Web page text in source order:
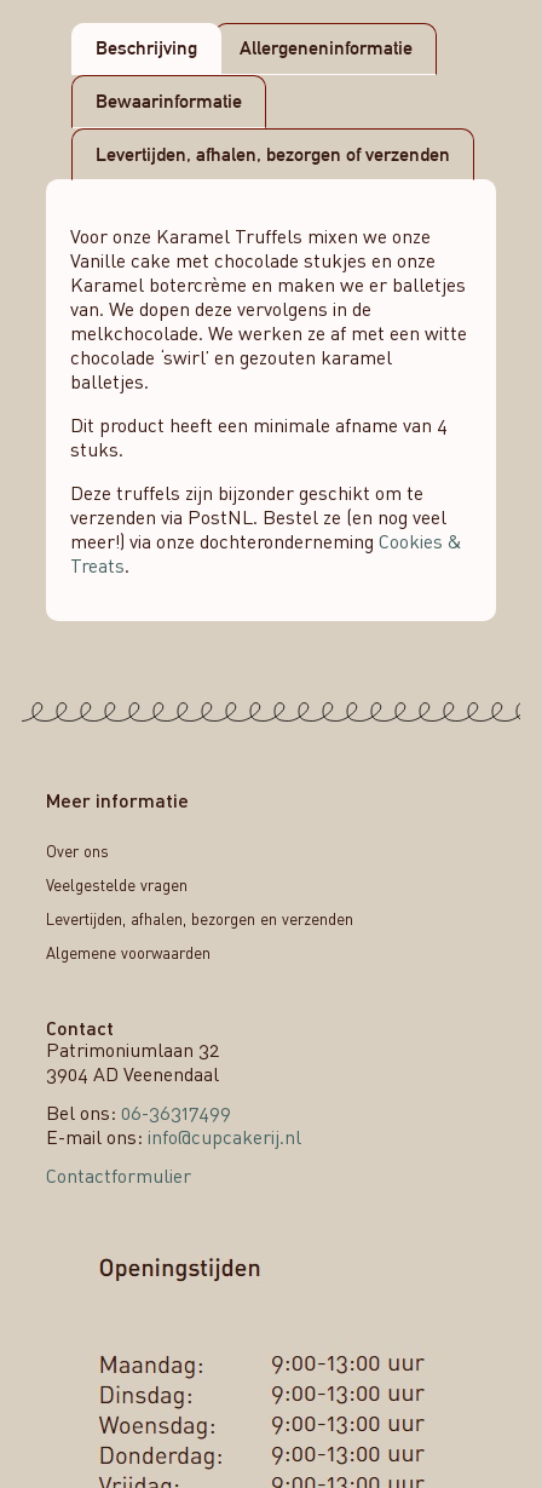
Beschrijving Allergeneninformatie
Bewaarinformatie
Levertijden, afhalen, bezorgen of verzenden
Voor onze Karamel Truffels mixen we onze
Vanille cake met chocolade stukjes en onze
Karamel botercrème en maken we er balletjes
van. We dopen deze vervolgens in de
melkchocolade. We werken ze af met een witte
chocolade ‘swirl’ en gezouten karamel
balletjes.
Dit product heeft een minimale afname van 4
stuks.
Deze truffels zijn bijzonder geschikt om te
verzenden via PostNL. Bestel ze (en nog veel
meer!) via onze dochteronderneming Cookies &
Treats.
Meer informatie
Over ons
Veelgestelde vragen
Levertijden, afhalen, bezorgen en verzenden
Algemene voorwaarden
Contact
Patrimoniumlaan 32
3904 AD Veenendaal
Bel ons: 06-36317499
E-mail ons: info@cupcakerij.nl
Contactformulier